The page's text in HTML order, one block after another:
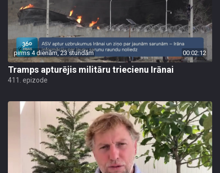
pirms 4 dienām, 23 stundām 00:02:12
Tramps apturējis militāru triecienu Irānai
411. epizode